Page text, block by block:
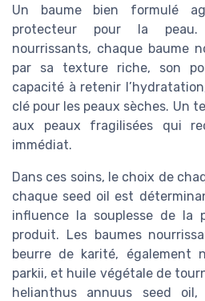
Un baume bien formulé
protecteur pour la
nourrissants, chaque baume
par sa texture riche, son
capacité à retenir
clé pour les peaux sèches. Un
aux peaux fragilisées qui
immédiat.
Dans ces soins, le choix de
chaque seed oil est
influence la souplesse de la
produit. Les baumes
beurre de karité, également
parkii, et huile végétale de
helianthus annuus seed